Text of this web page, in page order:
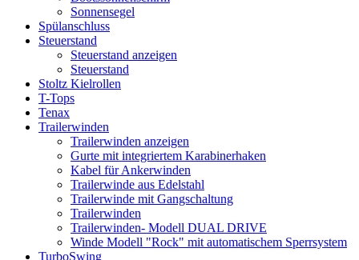
Sonnensegel
Spülanschluss
Steuerstand
Steuerstand anzeigen
Steuerstand
Stoltz Kielrollen
T-Tops
Tenax
Trailerwinden
Trailerwinden anzeigen
Gurte mit integriertem Karabinerhaken
Kabel für Ankerwinden
Trailerwinde aus Edelstahl
Trailerwinde mit Gangschaltung
Trailerwinden
Trailerwinden- Modell DUAL DRIVE
Winde Modell "Rock" mit automatischem Sperrsystem
TurboSwing